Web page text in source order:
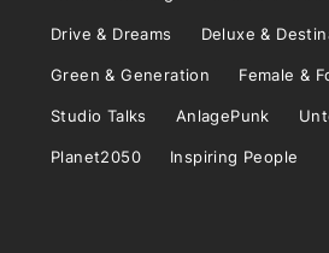
Drive & Dreams Deluxe &
Green & Generation Female &
Studio Talks AnlagePunk
Planet2050 Inspiring People